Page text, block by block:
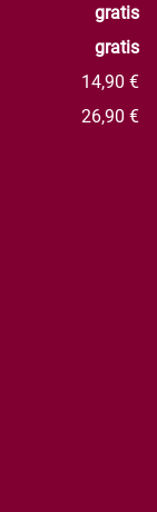
gratis
gratis
14,90 €
26,90 €